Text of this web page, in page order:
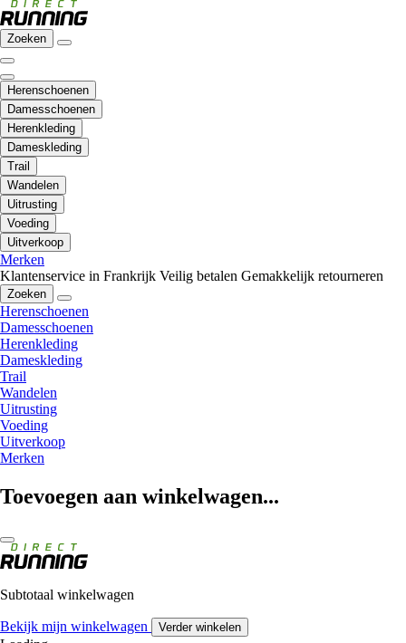
Zoeken
Herenschoenen
Damesschoenen
Herenkleding
Dameskleding
Trail
Wandelen
Uitrusting
Voeding
Uitverkoop
Merken
Klantenservice in Frankrijk Veilig betalen Gemakkelijk retourneren
Zoeken
Herenschoenen
Damesschoenen
Herenkleding
Dameskleding
Trail
Wandelen
Uitrusting
Voeding
Uitverkoop
Merken
Toevoegen aan winkelwagen...
Subtotaal winkelwagen
Bekijk mijn winkelwagen Verder winkelen